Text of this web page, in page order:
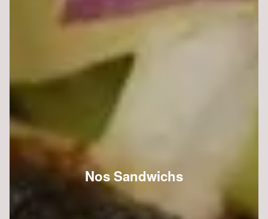
Nos Sandwichs